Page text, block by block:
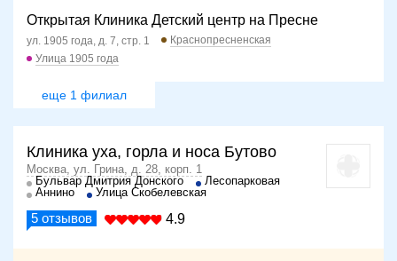
Открытая Клиника Детский центр на Пресне
ул. 1905 года, д. 7, стр. 1
Краснопресненская
Улица 1905 года
еще 1 филиал
Клиника уха, горла и носа Бутово
Москва, ул. Грина, д. 28, корп. 1
Бульвар Дмитрия Донского
Лесопарковая
Аннино
Улица Скобелевская
5 отзывов 4.9